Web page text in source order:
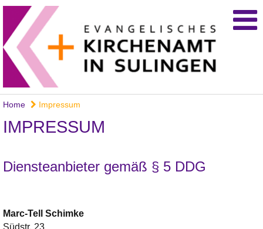
Home Impressum
IMPRESSUM
Diensteanbieter gemäß § 5 DDG
Marc-Tell
Schimke
Südstr. 23